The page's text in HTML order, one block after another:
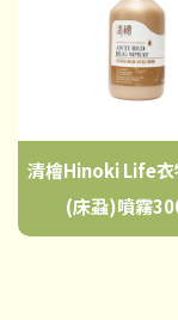
清檜Hinoki Life衣
(床蝨)噴霧